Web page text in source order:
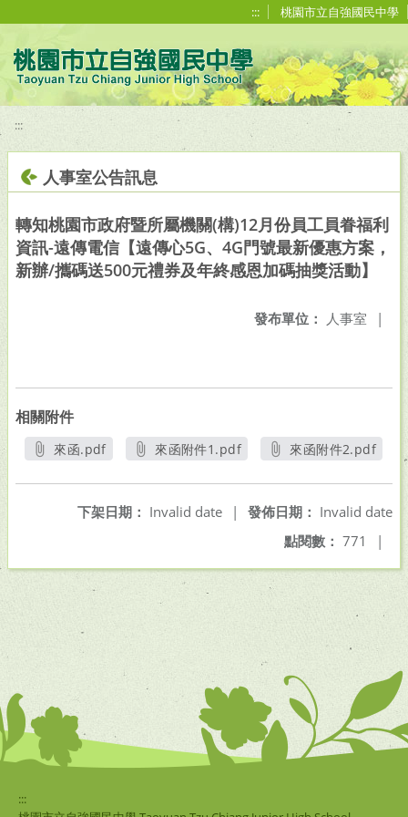
::: 桃園市立自強國民中學
:::
人事室公告訊息
轉知桃園市政府暨所屬機關(構)12月份員工員眷福利
資訊-遠傳電信【遠傳心5G、4G門號最新優惠方案，
新辦/攜碼送500元禮券及年終感恩加碼抽獎活動】
發布單位： 人事室 |
相關附件
來函.pdf
來函附件1.pdf
來函附件2.pdf
發佈日期： Invalid date
下架日期： Invalid date
|
點閱數： 771 |
:::